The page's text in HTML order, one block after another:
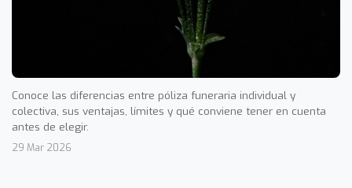
Conoce las diferencias entre póliza funeraria individual y
colectiva, sus ventajas, límites y qué conviene tener en cuenta
antes de elegir.
29 Mar 2026